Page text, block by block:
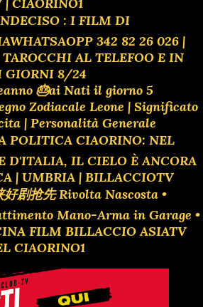
: I FILM DI
342 82 26 026 |
AL TELEFOO E IN
GIORNI 8/24
🎂ai Nati il giorno 5
Zodiacale Leone | Significato
| Personalità Generale
CIAORINO: NEL
D'ITALIA, IL CIELO È ANCORA
| UMBRIA | BILLACCIOTV
剧抢先 Rivolta Nascosta •
Mano-Arma in Garage •
FILM BILLACCIO ASIATV
CIAORINO1